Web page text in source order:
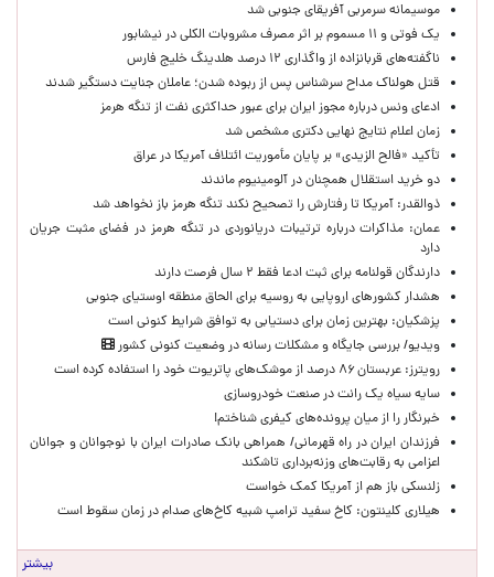
موسیمانه سرمربی آفریقای جنوبی شد
یک فوتی و ۱۱ مسموم بر اثر مصرف مشروبات الکلی در نیشابور
ناگفته‌های قربانزاده از واگذاری ۱۲ درصد هلدینگ خلیج فارس
قتل هولناک مداح سرشناس پس از ربوده شدن؛ عاملان جنایت دستگیر شدند
ادعای ونس درباره مجوز ایران برای عبور حداکثری نفت از تنگه هرمز
زمان اعلام نتایج نهایی دکتری مشخص شد
تأکید «فالح الزیدی» بر پایان مأموریت ائتلاف آمریکا در عراق
دو خرید استقلال همچنان در آلومینیوم ماندند
ذوالقدر: آمریکا تا رفتارش را تصحیح نکند تنگه هرمز باز نخواهد شد
عمان: مذاکرات درباره ترتیبات دریانوردی در تنگه هرمز در فضای مثبت جریان
دارد
دارندگان قولنامه برای ثبت ادعا فقط ۲ سال فرصت دارند
هشدار کشورهای اروپایی به روسیه برای الحاق منطقه اوستیای جنوبی
پزشکیان‌: بهترین زمان برای دستیابی به توافق شرایط کنونی است
ویدیو/ بررسی جایگاه و مشکلات رسانه در وضعیت کنونی کشور
رویترز: عربستان ۸۶ درصد از موشک‌های پاتریوت خود را استفاده کرده است
سایه سیاه یک رانت در صنعت خودروسازی
خبرنگار را از میان پرونده‌های کیفری شناختم!
​فرزندان ایران در راه قهرمانی/ همراهی بانک صادرات ایران با نوجوانان و جوانان
اعزامی به رقابت‌های وزنه‌برداری تاشکند
زلنسکی باز هم از آمریکا کمک خواست
هیلاری کلینتون: کاخ سفید ترامپ شبیه کاخ‌های صدام در زمان سقوط است
بیشتر